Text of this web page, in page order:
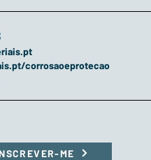
corrosaoeprotecao
ME